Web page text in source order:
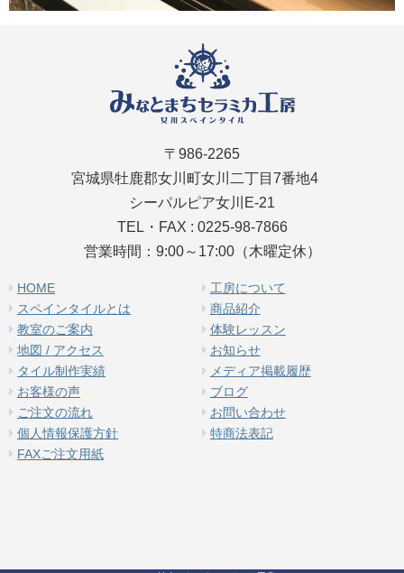
〒986-2265
宮城県牡鹿郡女川町女川二丁目7番地4
シーパルピア女川E-21
TEL・FAX : 0225-98-7866
営業時間：9:00～17:00（木曜定休）
HOME
工房について
スペインタイルとは
商品紹介
教室のご案内
体験レッスン
地図 / アクセス
お知らせ
タイル制作実績
メディア掲載履歴
お客様の声
ブログ
ご注文の流れ
お問い合わせ
個人情報保護方針
特商法表記
FAXご注文用紙